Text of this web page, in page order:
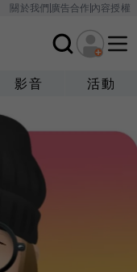
關於我們廣告合作內容授權
影音 活動